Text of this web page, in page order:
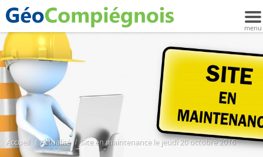
Accueil Actualité Site en maintenance le jeudi 20 octobre 2016